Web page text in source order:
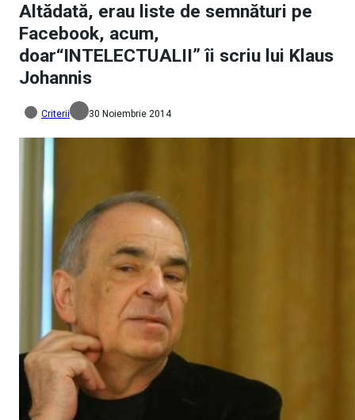
Altădată, erau liste de semnături pe
Facebook, acum,
doar“INTELECTUALII” îi scriu lui Klaus
Johannis
Criterii 30 Noiembrie 2014